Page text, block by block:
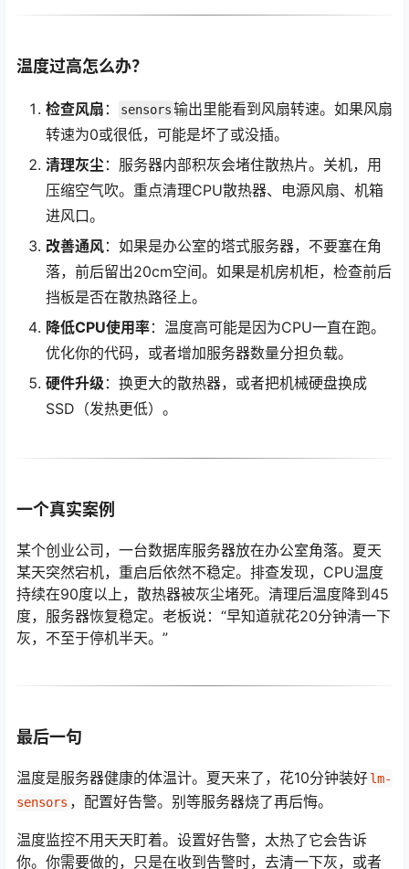
温度过高怎么办？
检查风扇 ： sensors输出里能看到风扇转速。如果风扇
转速为0或很低，可能是坏了或没插。
清理灰尘：服务器内部积灰会堵住散热片。关机，用
压缩空气吹。重点清理CPU散热器、电源风扇、机箱
进风口。
改善通风：如果是办公室的塔式服务器，不要塞在角
落，前后留出20cm空间。如果是机房机柜，检查前后
挡板是否在散热路径上。
降低CPU使用率：温度高可能是因为CPU一直在跑。
优化你的代码，或者增加服务器数量分担负载。
硬件升级 ：换更大的散热器，或者把机械硬盘换成
SSD（发热更低）。
一个真实案例
某个创业公司，一台数据库服务器放在办公室角落。夏天
某天突然宕机，重启后依然不稳定。排查发现，CPU温度
持续在90度以上，散热器被灰尘堵死。清理后温度降到45
度，服务器恢复稳定。老板说：“早知道就花20分钟清一下
灰，不至于停机半天。”
最后一句
温度是服务器健康的体温计。夏天来了，花10分钟装好lm-
sensors ，配置好告警。别等服务器烧了再后悔。
温度监控不用天天盯着。设置好告警，太热了它会告诉
你。你需要做的，只是在收到告警时，去清一下灰，或者